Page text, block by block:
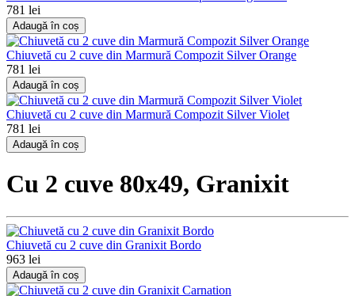
781 lei
Adaugă în coș
Chiuvetă cu 2 cuve din Marmură Compozit Silver Orange
781 lei
Adaugă în coș
Chiuvetă cu 2 cuve din Marmură Compozit Silver Violet
781 lei
Adaugă în coș
Cu 2 cuve 80x49, Granixit
Chiuvetă cu 2 cuve din Granixit Bordo
963 lei
Adaugă în coș